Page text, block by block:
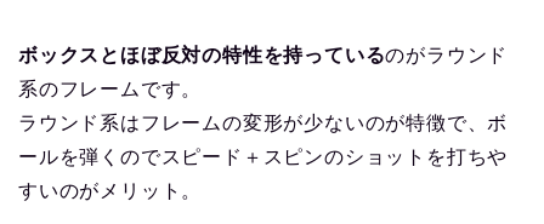
ボックスとほぼ反対の特性を持っているのがラウンド
系のフレームです。
ラウンド系はフレームの変形が少ないのが特徴で、ボ
ールを弾くのでスピード＋スピンのショットを打ちや
すいのがメリット。